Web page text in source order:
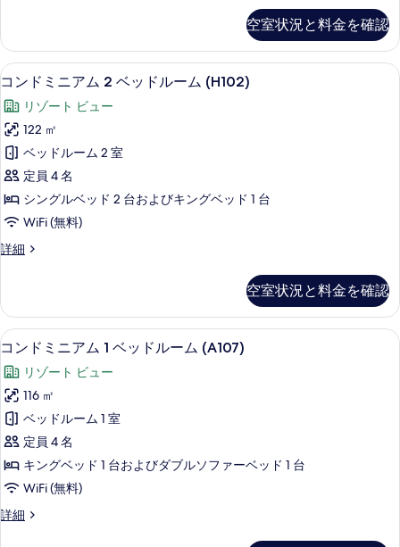
を
表
示
す
る
べ
て
の
写
真
を
表
示
す
ニ
ア
ム
Bedrooms)
の
詳
細
空室状況と料金を確認
コ
ン
ド
ミ
ニ
ア
ム
ベ
ド
ル
ー
ム
(H102)
の
す
べ
て
の
コンドミニアム 2 ベッドルーム
18
コンドミニアム 2 ベッドルーム (H102)
リゾート ビュー
122 ㎡
ベッドルーム 2 室
定員 4 名
シングルベッド 2 台およびキングベッド 1 台
WiFi (無料)
詳細
コ
ニ
ア
ム
ベ
ッ
ド
ル
ー
ム
(H102)
の
詳
細
空室状況と料金を確認
コ
ン
ド
ミ
ニ
ア
ム
ベ
コンドミニアム 1 ベッドルーム
16
コンドミニアム 1 ベッドルーム (A107)
リゾート ビュー
116 ㎡
ベッドルーム 1 室
定員 4 名
キングベッド 1 台およびダブルソファーベッド 1 台
WiFi (無料)
詳細
コ